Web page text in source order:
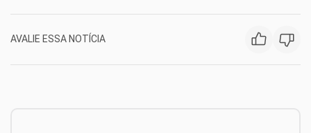
AVALIE ESSA NOTÍCIA